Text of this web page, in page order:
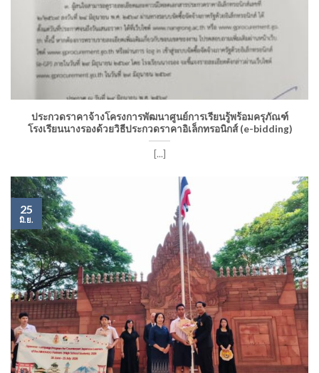
ประกวดราคาจ้างโครงการพัฒนาศูนย์การเรียนรู้พร้อมครุภัณฑ์
โรงเรียนนางรองด้วยวิธีประกวดราคาอิเล็กทรอนิกส์ (e-bidding)
[...]
25
มิ.ย.